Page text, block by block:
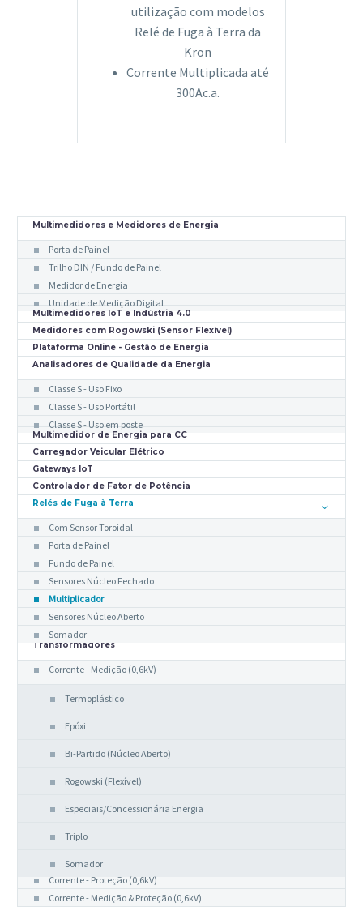
utilização com modelos
Relé de Fuga à Terra da
Kron
Corrente Multiplicada até
300Ac.a.
Multimedidores e Medidores de Energia
Porta de Painel
Trilho DIN / Fundo de Painel
Medidor de Energia
Unidade de Medição Digital
Multimedidores IoT e Indústria 4.0
Medidores com Rogowski (Sensor Flexível)
Plataforma Online - Gestão de Energia
Analisadores de Qualidade da Energia
Classe S - Uso Fixo
Classe S - Uso Portátil
Classe S - Uso em poste
Multimedidor de Energia para CC
Carregador Veicular Elétrico
Gateways IoT
Controlador de Fator de Potência
Relés de Fuga à Terra
Com Sensor Toroidal
Porta de Painel
Fundo de Painel
Sensores Núcleo Fechado
Multiplicador
Sensores Núcleo Aberto
Somador
Transformadores
Corrente - Medição (0,6kV)
Termoplástico
Epóxi
Bi-Partido (Núcleo Aberto)
Rogowski (Flexível)
Especiais/Concessionária Energia
Triplo
Somador
Corrente - Proteção (0,6kV)
Corrente - Medição & Proteção (0,6kV)